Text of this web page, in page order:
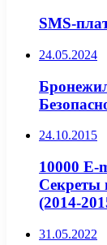
SMS-
24.05.2024
24.10.2015
10000 E-
Секреты
(2014-
31.05.2022